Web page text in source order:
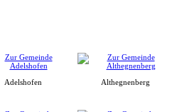
Adelshofen Althegnenberg